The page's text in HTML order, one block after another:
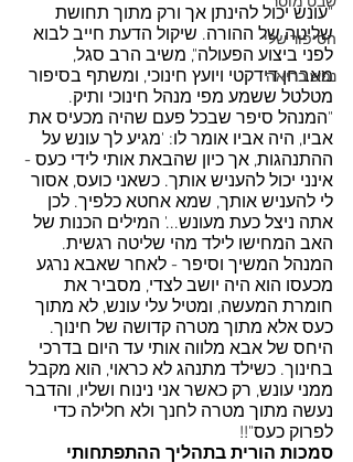
הסיפור שלי
נפש בריאה
"עונש יכול להינתן אך ורק מתוך תחושת
שליטה של ההורה. שיקול הדעת חייב לבוא
לפני ביצוע הפעולה", משיב הרב סגל,
מאבחן דידקטי ויועץ חינוכי, ומשתף בסיפור
מטלטל ששמע מפי מנהל חינוכי ותיק.
"המנהל סיפר שבכל פעם שהיה מכעיס את
אביו, היה אביו אומר לו: 'מגיע לך עונש על
ההתנהגות, אך כיון שהבאת אותי לידי כעס -
אינני יכול להעניש אותך. כשאני כועס, אסור
לי להעניש אותך, שמא אחטא כלפיך. לכן
אתה ניצל כעת מעונש...' המילים הכנות של
האב המחישו לילד מהי שליטה רגשית.
המנהל המשיך וסיפר - לאחר שאבא נרגע
מכעסו הוא היה יושב לצדי, מסביר את
חומרת המעשה, ומטיל עלי עונש, לא מתוך
כעס אלא מתוך מטרה קדושה של חינוך.
היחס של אבא מלווה אותי עד היום בדרכי
בחינוך. כשילד מתנהג לא כראוי, הוא מקבל
ממני עונש, רק כאשר אני נינוח ושליו, והדבר
נעשה מתוך מטרה לחנך ולא חלילה כדי
לפרוק כעס"!!
סמכות הורית בתהליך ההתפתחותי